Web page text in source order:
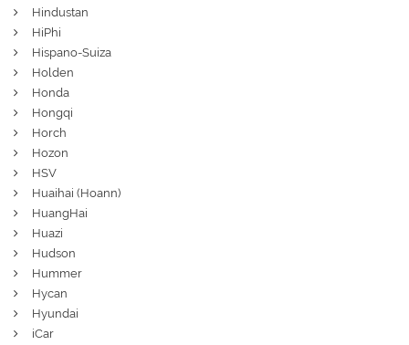
Hindustan
HiPhi
Hispano-Suiza
Holden
Honda
Hongqi
Horch
Hozon
HSV
Huaihai (Hoann)
HuangHai
Huazi
Hudson
Hummer
Hycan
Hyundai
iCar